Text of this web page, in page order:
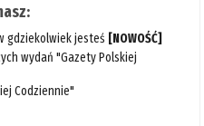
gdziekolwiek jesteś [NOWOŚĆ]
wydań "Gazety Polskiej
Codziennie"